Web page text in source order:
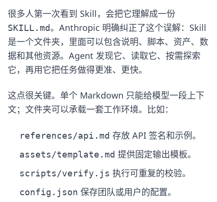
很多人第一次看到 Skill，会把它理解成一份
SKILL.md。Anthropic 明确纠正了这个误解：Skill
是一个文件夹，里面可以包含说明、脚本、资产、数
据和其他资源。Agent 发现它、读取它、按需探索
它，再用它把任务做得更准、更快。
这点很关键。单个 Markdown 只能给模型一段上下
文；文件夹可以承载一套工作环境。比如：
references/api.md 存放 API 签名和示例。
assets/template.md 提供固定输出模板。
scripts/verify.js 执行可重复的校验。
config.json 保存团队或用户的配置。